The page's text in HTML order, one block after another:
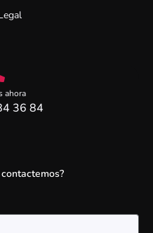
ahora
36 84